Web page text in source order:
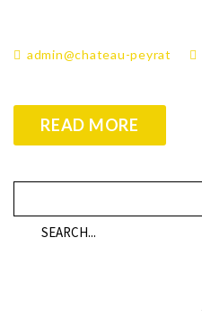
admin@chateau-peyrat
READ MORE